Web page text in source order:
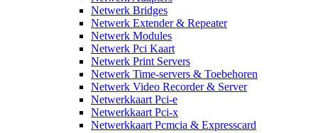
Netwerk Bridges
Netwerk Extender & Repeater
Netwerk Modules
Netwerk Pci Kaart
Netwerk Print Servers
Netwerk Time-servers & Toebehoren
Netwerk Video Recorder & Server
Netwerkkaart Pci-e
Netwerkkaart Pci-x
Netwerkkaart Pcmcia & Expresscard